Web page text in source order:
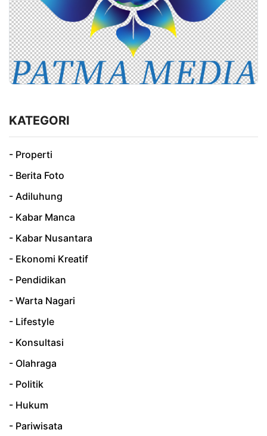
KATEGORI
- Properti
- Berita Foto
- Adiluhung
- Kabar Manca
- Kabar Nusantara
- Ekonomi Kreatif
- Pendidikan
- Warta Nagari
- Lifestyle
- Konsultasi
- Olahraga
- Politik
- Hukum
- Pariwisata